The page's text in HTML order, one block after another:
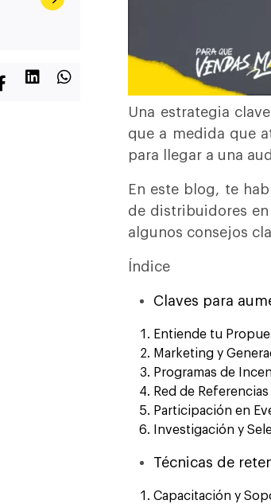
Una estrategia
que a medida que
para llegar a una
En este blog, te
de distribuidores
algunos consejos
Índice
Claves para
Entiende tu
Marketing y
Programas de
Red de
Participación en
Investigación y
Técnicas de
Capacitación y